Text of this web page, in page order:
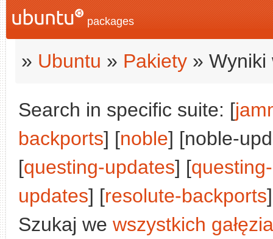
packages
» Ubuntu » Pakiety » Wyniki
Search in specific suite: [
backports] [noble] [noble-
[questing-updates] [
updates] [resolute-backports
Szukaj we wszystkich